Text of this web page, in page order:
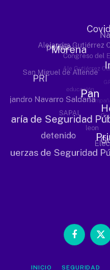
Facebook
X
INICIO SEGURIDAD